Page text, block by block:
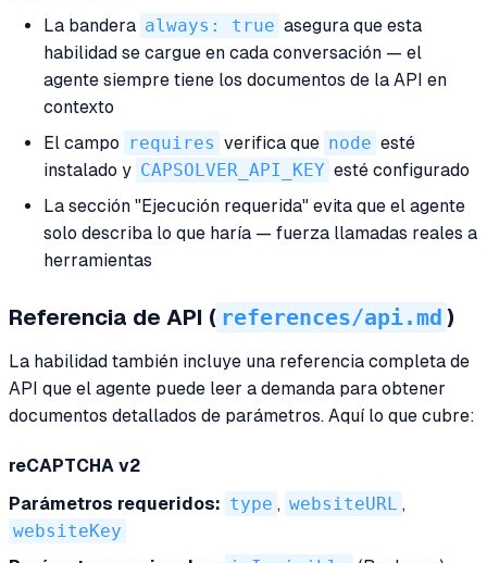
La bandera always: true asegura que esta
habilidad se cargue en cada conversación — el
agente siempre tiene los documentos de la API en
contexto
El campo requires verifica que node esté
instalado y CAPSOLVER_API_KEY esté configurado
La sección "Ejecución requerida" evita que el agente
solo describa lo que haría — fuerza llamadas reales a
herramientas
Referencia de API ( references/api.md )
La habilidad también incluye una referencia completa de
API que el agente puede leer a demanda para obtener
documentos detallados de parámetros. Aquí lo que cubre:
reCAPTCHA v2
Parámetros requeridos: type , websiteURL ,
websiteKey